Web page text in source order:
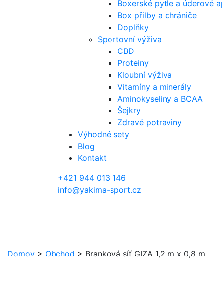
Boxerské pytle a úderové
Box přilby a chrániče
Doplňky
Sportovní výživa
CBD
Proteiny
Kloubní výživa
Vitamíny a minerály
Aminokyseliny a BCAA
Šejkry
Zdravé potraviny
Výhodné sety
Blog
Kontakt
+421 944 013 146
info@yakima-sport.cz
Domov > Obchod > Branková síť GIZA 1,2 m x 0,8 m